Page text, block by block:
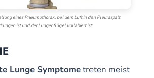
eines Pneumothorax, bei dem Luft in den Pleuraspalt
ist und der Lungenflügel kollabiert ist.
Lunge Symptometreten meist